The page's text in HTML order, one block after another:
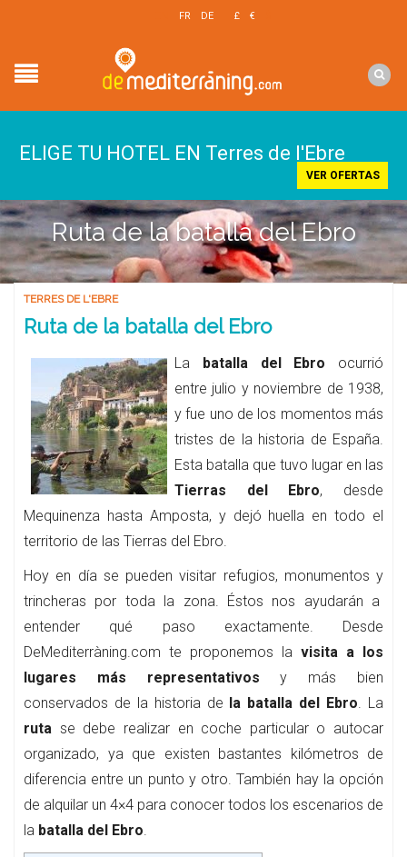
FR DE £ €
ELIGE TU HOTEL EN Terres de l'Ebre
VER OFERTAS
Ruta de la batalla del Ebro
TERRES DE L'EBRE
Ruta de la batalla del Ebro
La batalla del Ebro ocurrió
entre julio y noviembre de 1938,
y fue uno de los momentos más
tristes de la historia de España.
Esta batalla que tuvo lugar en las
Tierras del Ebro, desde
Mequinenza hasta Amposta, y dejó huella en todo el
territorio de las Tierras del Ebro.
Hoy en día se pueden visitar refugios, monumentos y
trincheras por toda la zona. Éstos nos ayudarán a
entender qué paso exactamente. Desde
DeMediterràning.com te proponemos la visita a los
lugares más representativos y más bien
conservados de la historia de la batalla del Ebro. La
ruta se debe realizar en coche particular o autocar
organizado, ya que existen bastantes kilómetros de
diferencia entre un punto y otro. También hay la opción
de alquilar un 4×4 para conocer todos los escenarios de
la batalla del Ebro.